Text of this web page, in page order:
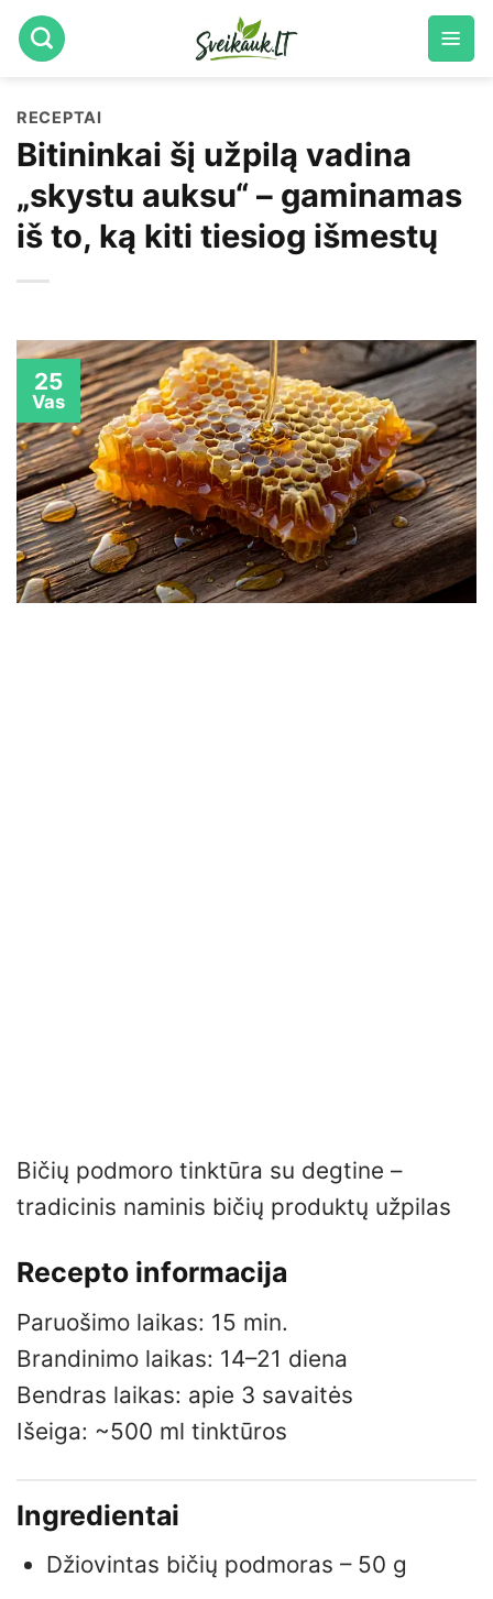
Skip
to
RECEPTAI
Bitininkai šį užpilą vadina
„skystu auksu“ – gaminamas
iš to, ką kiti tiesiog išmestų
25
Vas
Bičių podmoro tinktūra su degtine –
tradicinis naminis bičių produktų užpilas
Recepto informacija
Paruošimo laikas: 15 min.
Brandinimo laikas: 14–21 diena
Bendras laikas: apie 3 savaitės
Išeiga: ~500 ml tinktūros
Ingredientai
Džiovintas bičių podmoras – 50 g